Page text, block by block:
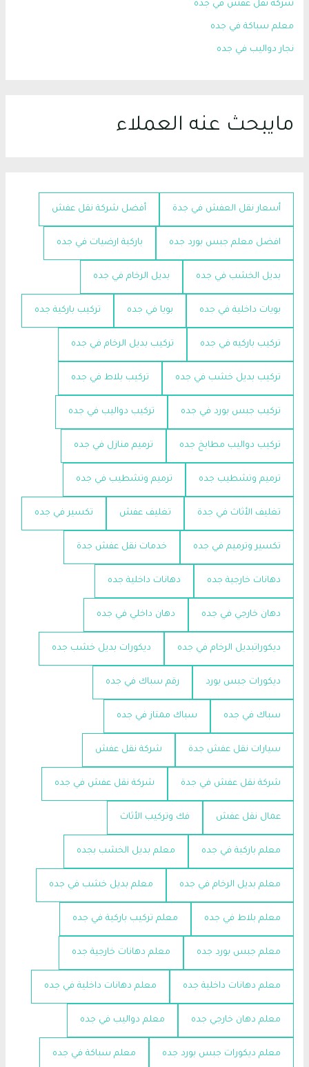
شركة نقل عفش في جده
معلم سباكة في جده
نجار دواليب في جده
مايبحث عنه العملاء
أسعار نقل العفش في جدة أفضل شركة نقل عفش
افضل معلم جبس بورد جده باركية ارضيات في جده
بديل الخشب في جده بديل الرخام في جده
بويات داخلية في جده بويا في جده تركيب باركية جده
تركيب باركيه في جده تركيب بديل الرخام في جده
تركيب بديل خشب في جده تركيب بلاط في جده
تركيب جبس بورد في جده تركيب دواليب في جده
تركيب دواليب مطابخ جده ترميم منازل في جده
ترميم وتشطيب جده ترميم وتشطيب في جده
تغليف الأثاث في جدة تغليف عفش تكسير في جده
تكسير وترميم في جده خدمات نقل عفش جدة
دهانات خارجية جده دهانات داخلية جده
دهان خارجي في جده دهان داخلي في جده
ديكوراتبديل الرخام في جده ديكورات بديل خشب جده
ديكورات جبس بورد رقم سباك في جده
سباك في جده سباك ممتاز في جده
سيارات نقل عفش جدة شركة نقل عفش
شركة نقل عفش في جدة شركة نقل عفش في جده
عمال نقل عفش فك وتركيب الأثاث
معلم باركية في جده معلم بديل الخشب بجده
معلم بديل الرخام في جده معلم بديل خشب في جده
معلم بلاط في جده معلم تركيب باركية في جده
معلم جبس بورد جده معلم دهانات خارجية جده
معلم دهانات داخلية جده معلم دهانات داخلية في جده
معلم دهان خارجي جده معلم دواليب في جده
معلم ديكورات جبس بورد جده معلم سباكة في جده